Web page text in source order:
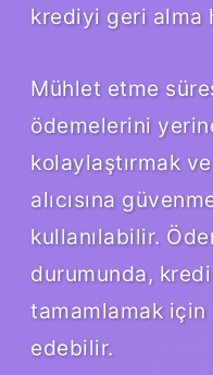
krediyi geri alma
Mühlet etme
ödemelerini
kolaylaştırmak
alıcısına
kullanılabilir.
durumunda,
tamamlamak
edebilir.